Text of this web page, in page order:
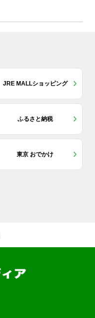
JRE MALLショッピング
ふるさと納税
東京 おでかけ